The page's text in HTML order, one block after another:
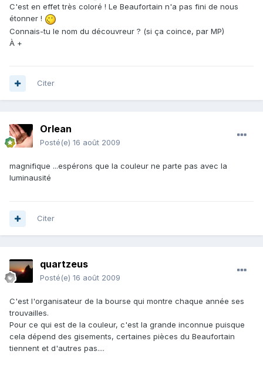
C'est en effet très coloré ! Le Beaufortain n'a pas fini de nous
étonner !
Connais-tu le nom du découvreur ? (si ça coince, par MP)
À +
Citer
Orlean
Posté(e) 16 août 2009
magnifique ...espérons que la couleur ne parte pas avec la
luminausité
Citer
quartzeus
Posté(e) 16 août 2009
C'est l'organisateur de la bourse qui montre chaque année ses
trouvailles.
Pour ce qui est de la couleur, c'est la grande inconnue puisque
cela dépend des gisements, certaines pièces du Beaufortain
tiennent et d'autres pas....